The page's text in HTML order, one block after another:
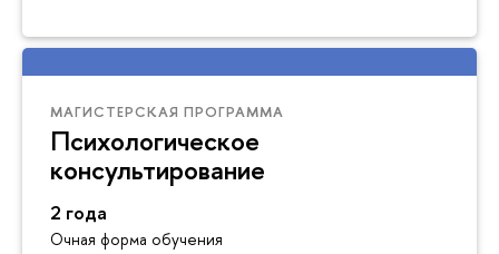
МАГИСТЕРСКАЯ ПРОГРАММА
Психологическое
консультирование
2 года
Очная форма обучения